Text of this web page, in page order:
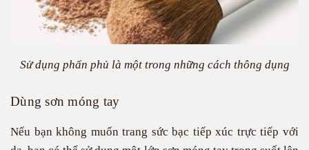
Sử dụng phấn phủ là một trong những cách thông dụng
Dùng sơn móng tay
Nếu bạn không muốn trang sức bạc tiếp xúc trực tiếp với